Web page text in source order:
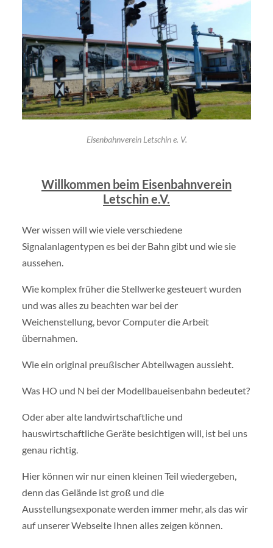
Eisenbahnverein Letschin e. V.
Willkommen beim Eisenbahnverein
Letschin e.V.
Wer wissen will wie viele verschiedene
Signalanlagentypen es bei der Bahn gibt und wie sie
aussehen.
Wie komplex früher die Stellwerke gesteuert wurden
und was alles zu beachten war bei der
Weichenstellung, bevor Computer die Arbeit
übernahmen.
Wie ein original preußischer Abteilwagen aussieht.
Was HO und N bei der Modellbaueisenbahn bedeutet?
Oder aber alte landwirtschaftliche und
hauswirtschaftliche Geräte besichtigen will, ist bei uns
genau richtig.
Hier können wir nur einen kleinen Teil wiedergeben,
denn das Gelände ist groß und die
Ausstellungsexponate werden immer mehr, als das wir
auf unserer Webseite Ihnen alles zeigen können.